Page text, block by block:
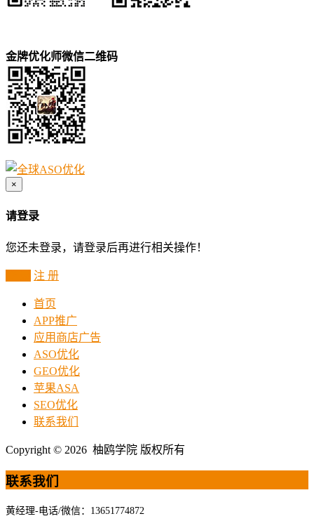
金牌优化师微信二维码
×
请登录
您还未登录，请登录后再进行相关操作！
注 册
首页
APP推广
应用商店广告
ASO优化
GEO优化
苹果ASA
SEO优化
联系我们
Copyright © 2026 柚鸥学院 版权所有
联系我们
黄经理-电话/微信：13651774872